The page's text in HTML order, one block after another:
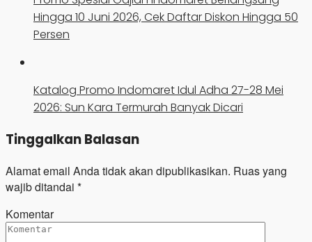
Hingga 10 Juni 2026, Cek Daftar Diskon Hingga 50
Persen
Katalog Promo Indomaret Idul Adha 27-28 Mei
2026: Sun Kara Termurah Banyak Dicari
Tinggalkan Balasan
Alamat email Anda tidak akan dipublikasikan. Ruas yang
wajib ditandai *
Komentar